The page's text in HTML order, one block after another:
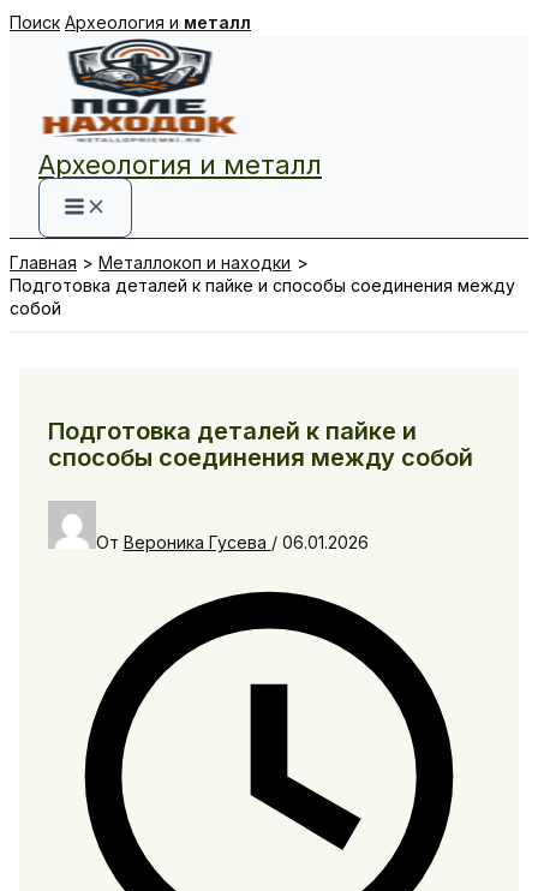
Перейти
содержимому
Поиск Археология и металл
Археология и металл
Главная
Металлокоп и находки
Подготовка деталей к пайке и способы соединения между
собой
Подготовка деталей к пайке и
способы соединения между собой
От Вероника Гусева / 06.01.2026